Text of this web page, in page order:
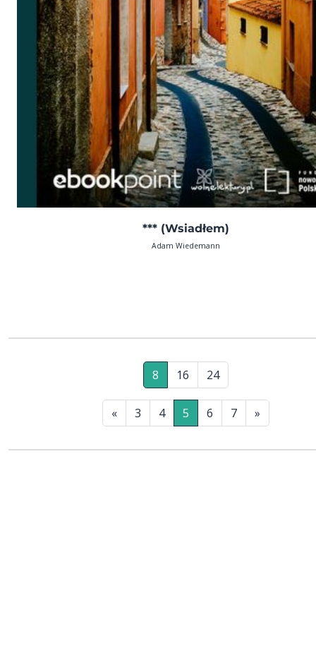
*** (Wsiadłem)
Adam Wiedemann
8 16 24
« 3 4 5 6 7 »